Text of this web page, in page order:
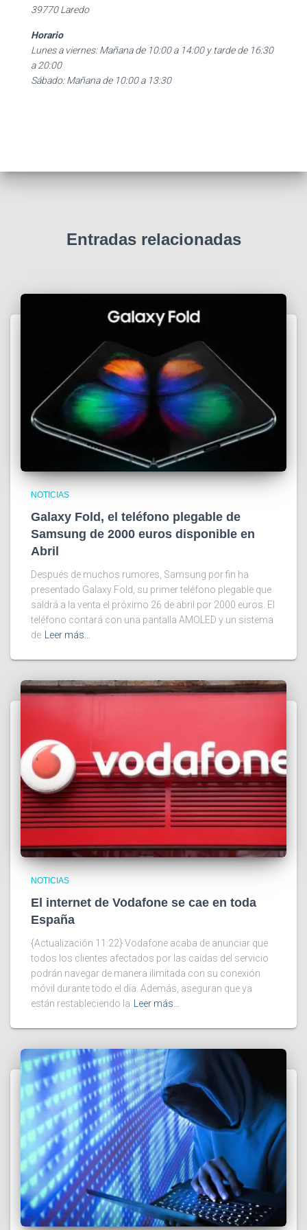
39770 Laredo
Horario
Lunes a viernes: Mañana de 10:00 a 14:00 y tarde de 16:30
a 20:00
Sábado: Mañana de 10:00 a 13:30
Entradas relacionadas
NOTICIAS
Galaxy Fold, el teléfono plegable de
Samsung de 2000 euros disponible en
Abril
Después de muchos rumores, Samsung por fin ha
presentado Galaxy Fold, su primer teléfono plegable que
saldrá a la venta el próximo 26 de abril por 2000 euros. El
teléfono contará con una pantalla AMOLED y un sistema
de
Leer más…
NOTICIAS
El internet de Vodafone se cae en toda
España
{Actualización 11:22} Vodafone acaba de anunciar que
todos los clientes afectados por las caídas del servicio
podrán navegar de manera ilimitada con su conexión
móvil durante todo el día. Además, aseguran que ya
están restableciendo la Leer más…